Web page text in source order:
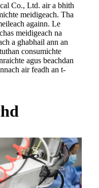
Co., Ltd. air a bhith
meidigeach. Tha
againn. Le
meidigeach na
a ghabhail ann an
consumichte
agus beachdan
air feadh an t-